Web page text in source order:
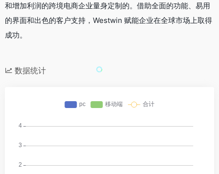
和增加利润的跨境电商企业量身定制的。借助全面的功能、易用
的界面和出色的客户支持，Westwin 赋能企业在全球市场上取得
成功。
数据统计